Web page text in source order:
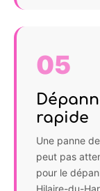
05
rapide
Une panne
peut pas
pour le
Hilaire-du-